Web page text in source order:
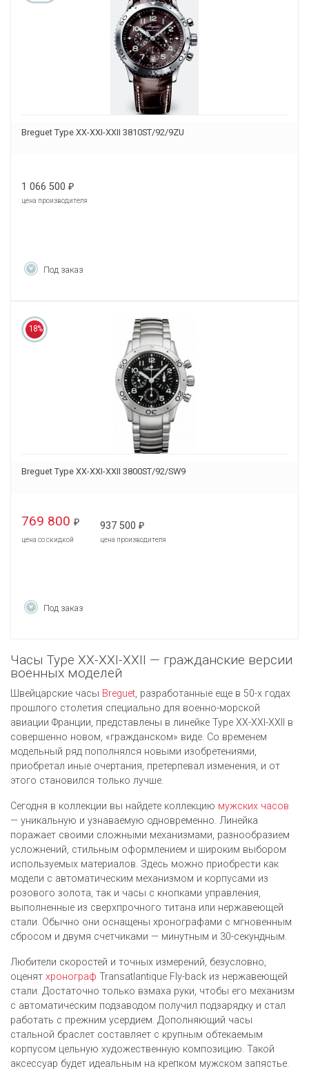
Breguet Type XX-XXI-XXII 3810ST/92/9ZU
1 066 500 ₽
цена производителя
Под заказ
18%
Breguet Type XX-XXI-XXII 3800ST/92/SW9
769 800 ₽
цена со скидкой
937 500 ₽
цена производителя
Под заказ
Часы Type XX-XXI-XXII — гражданские версии
военных моделей
Швейцарские часы Breguet, разработанные еще в 50-х годах
прошлого столетия специально для военно-морской
авиации Франции, представлены в линейке Type XX-XXI-XXII в
совершенно новом, «гражданском» виде. Со временем
модельный ряд пополнялся новыми изобретениями,
приобретал иные очертания, претерпевал изменения, и от
этого становился только лучше.
Сегодня в коллекции вы найдете коллекцию мужских часов
— уникальную и узнаваемую одновременно. Линейка
поражает своими сложными механизмами, разнообразием
усложнений, стильным оформлением и широким выбором
используемых материалов. Здесь можно приобрести как
модели с автоматическим механизмом и корпусами из
розового золота, так и часы с кнопками управления,
выполненные из сверхпрочного титана или нержавеющей
стали. Обычно они оснащены хронографами с мгновенным
сбросом и двумя счетчиками — минутным и 30-секундным.
Любители скоростей и точных измерений, безусловно,
оценят хронограф Transatlantique Fly-back из нержавеющей
стали. Достаточно только взмаха руки, чтобы его механизм
с автоматическим подзаводом получил подзарядку и стал
работать с прежним усердием. Дополняющий часы
стальной браслет составляет с крупным обтекаемым
корпусом цельную художественную композицию. Такой
аксессуар будет идеальным на крепком мужском запястье.